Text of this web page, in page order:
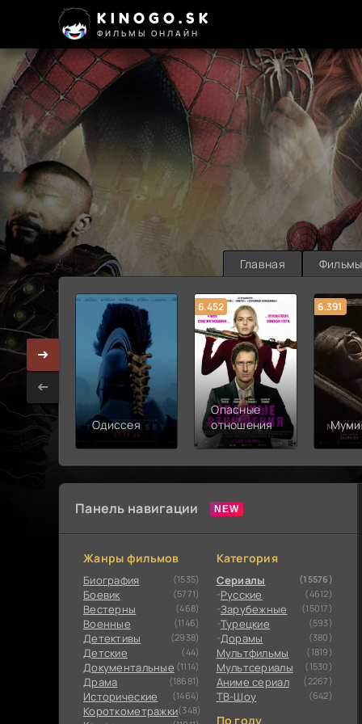
KINOGO.SK
ФИЛЬМЫ ОНЛАЙН
Главная Фильмы
Одиссея
6.452
Опасные
отношения
6.391
Панель навигации
Жанры фильмов
Биография (1535)
Боевик (5771)
Вестерны (468)
Военные (1146)
Детективы (2938)
Детские (44)
Документальные (1114)
Драма (18681)
Исторические (1464)
Короткометражки(348)
Категория
Сериалы (15576)
Русские (4612)
Зарубежные (15017)
Турецкие (593)
Дорамы (380)
Мультфильмы (1819)
Мультсериалы (1530)
Аниме сериал (2267)
ТВ-Шоу (642)
По году